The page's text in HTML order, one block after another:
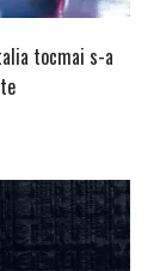
tocmai s-a